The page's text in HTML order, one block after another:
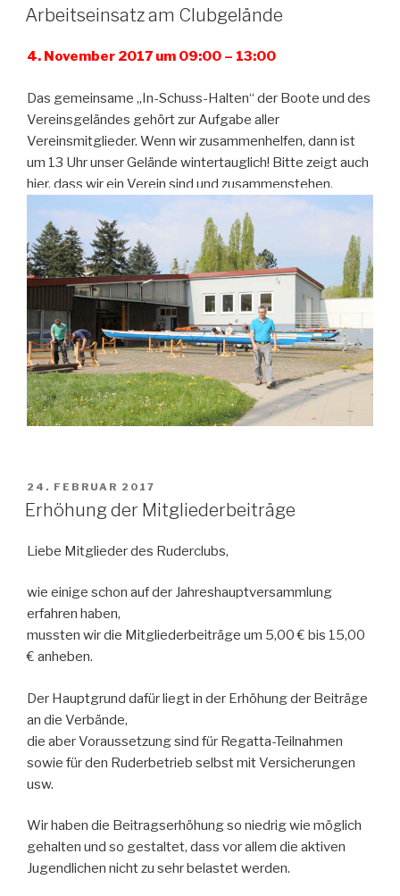
AM
Arbeitseinsatz am Clubgelände
4. November 2017 um 09:00 – 13:00
Das gemeinsame „In-Schuss-Halten“ der Boote und des
Vereinsgeländes gehört zur Aufgabe aller
Vereinsmitglieder. Wenn wir zusammenhelfen, dann ist
um 13 Uhr unser Gelände wintertauglich! Bitte zeigt auch
hier, dass wir ein Verein sind und zusammenstehen.
VERÖFFENTLICHT
AM
24. FEBRUAR 2017
Erhöhung der Mitgliederbeiträge
Liebe Mitglieder des Ruderclubs,
wie einige schon auf der Jahreshauptversammlung
erfahren haben,
mussten wir die Mitgliederbeiträge um 5,00 € bis 15,00
€ anheben.
Der Hauptgrund dafür liegt in der Erhöhung der Beiträge
an die Verbände,
die aber Voraussetzung sind für Regatta-Teilnahmen
sowie für den Ruderbetrieb selbst mit Versicherungen
usw.
Wir haben die Beitragserhöhung so niedrig wie möglich
gehalten und so gestaltet, dass vor allem die aktiven
Jugendlichen nicht zu sehr belastet werden.